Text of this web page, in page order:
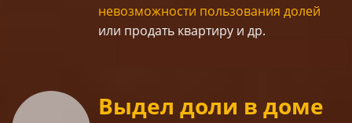
невозможности пользования долей
или продать квартиру и др.
Выдел доли в доме